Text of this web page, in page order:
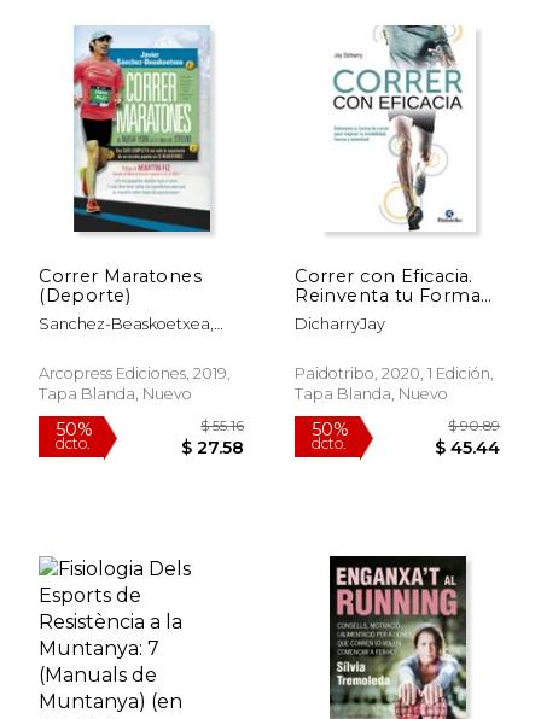
50%
dcto. $ 30.48
40%
dcto.
Correr Maratones
(Deporte)
Sanchez-Beaskoetxea,
Arcopress Ediciones, 2019,
Tapa Blanda, Nuevo
Correr con Eficacia.
Reinventa tu Forma
de Correr Para
Mejorar tu Estabilidad,
DicharryJay
Paidotribo, 2020, 1 Edición,
Tapa Blanda, Nuevo